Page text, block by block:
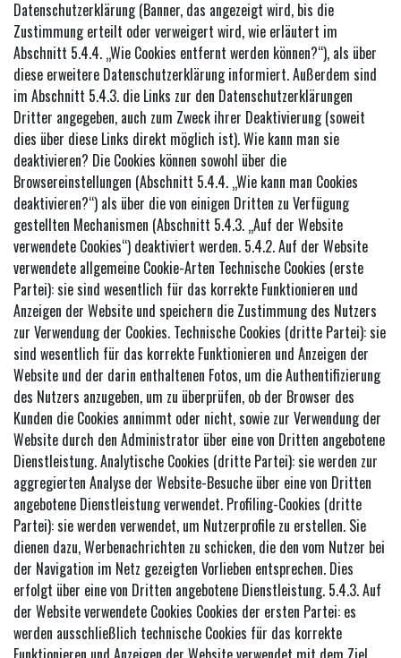
Datenschutzerklärung (Banner, das angezeigt wird, bis die
Zustimmung erteilt oder verweigert wird, wie erläutert im
Abschnitt 5.4.4. „Wie Cookies entfernt werden können?“), als über
diese erweitere Datenschutzerklärung informiert. Außerdem sind
im Abschnitt 5.4.3. die Links zur den Datenschutzerklärungen
Dritter angegeben, auch zum Zweck ihrer Deaktivierung (soweit
dies über diese Links direkt möglich ist). Wie kann man sie
deaktivieren? Die Cookies können sowohl über die
Browsereinstellungen (Abschnitt 5.4.4. „Wie kann man Cookies
deaktivieren?“) als über die von einigen Dritten zu Verfügung
gestellten Mechanismen (Abschnitt 5.4.3. „Auf der Website
verwendete Cookies“) deaktiviert werden. 5.4.2. Auf der Website
verwendete allgemeine Cookie-Arten Technische Cookies (erste
Partei): sie sind wesentlich für das korrekte Funktionieren und
Anzeigen der Website und speichern die Zustimmung des Nutzers
zur Verwendung der Cookies. Technische Cookies (dritte Partei): sie
sind wesentlich für das korrekte Funktionieren und Anzeigen der
Website und der darin enthaltenen Fotos, um die Authentifizierung
des Nutzers anzugeben, um zu überprüfen, ob der Browser des
Kunden die Cookies annimmt oder nicht, sowie zur Verwendung der
Website durch den Administrator über eine von Dritten angebotene
Dienstleistung. Analytische Cookies (dritte Partei): sie werden zur
aggregierten Analyse der Website-Besuche über eine von Dritten
angebotene Dienstleistung verwendet. Profiling-Cookies (dritte
Partei): sie werden verwendet, um Nutzerprofile zu erstellen. Sie
dienen dazu, Werbenachrichten zu schicken, die den vom Nutzer bei
der Navigation im Netz gezeigten Vorlieben entsprechen. Dies
erfolgt über eine von Dritten angebotene Dienstleistung. 5.4.3. Auf
der Website verwendete Cookies Cookies der ersten Partei: es
werden ausschließlich technische Cookies für das korrekte